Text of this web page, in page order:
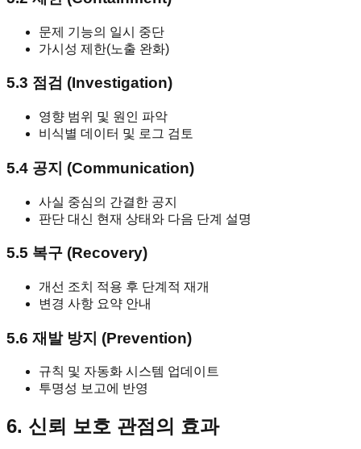
문제 기능의 일시 중단
가시성 제한(노출 완화)
5.3 점검 (Investigation)
영향 범위 및 원인 파악
비식별 데이터 및 로그 검토
5.4 공지 (Communication)
사실 중심의 간결한 공지
판단 대신 현재 상태와 다음 단계 설명
5.5 복구 (Recovery)
개선 조치 적용 후 단계적 재개
변경 사항 요약 안내
5.6 재발 방지 (Prevention)
규칙 및 자동화 시스템 업데이트
투명성 보고에 반영
6. 신뢰 보호 관점의 효과